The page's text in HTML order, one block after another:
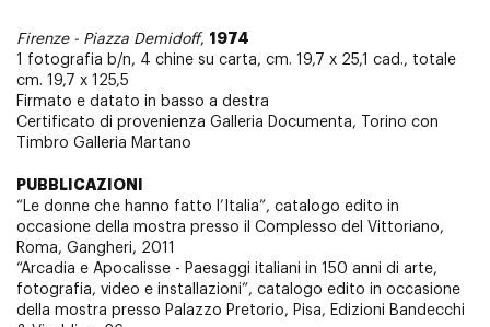
Firenze - Piazza Demidoff, 1974
1 fotografia b/n, 4 chine su carta, cm. 19,7 x 25,1 cad., totale
cm. 19,7 x 125,5
Firmato e datato in basso a destra
Certificato di provenienza Galleria Documenta, Torino con
Timbro Galleria Martano
PUBBLICAZIONI
“Le donne che hanno fatto l’Italia”, catalogo edito in
occasione della mostra presso il Complesso del Vittoriano,
Roma, Gangheri, 2011
“Arcadia e Apocalisse - Paesaggi italiani in 150 anni di arte,
fotografia, video e installazioni”, catalogo edito in occasione
della mostra presso Palazzo Pretorio, Pisa, Edizioni Bandecchi